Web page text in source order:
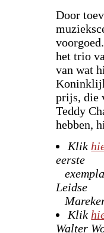
Door
het trio
van wat
prijs, die
Teddy
hebben,
Klik
eerste
Leidse
Klik
Walter